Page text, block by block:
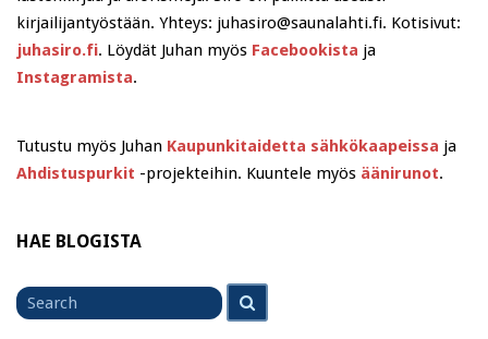
kirjailijantyöstään. Yhteys: juhasiro@saunalahti.fi. Kotisivut:
juhasiro.fi. Löydät Juhan myös Facebookista ja
Instagramista.
Tutustu myös Juhan Kaupunkitaidetta sähkökaapeissa ja
Ahdistuspurkit -projekteihin. Kuuntele myös äänirunot.
HAE BLOGISTA
Search
for